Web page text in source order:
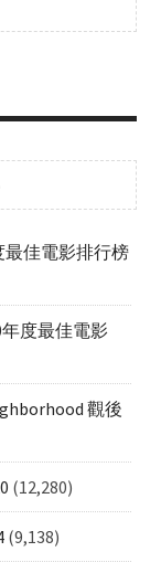
最佳電影排行榜
年度最佳電影
觀後
(12,280)
(9,138)